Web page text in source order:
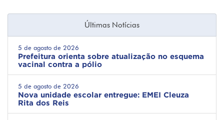
Últimas Notícias
5 de agosto de 2026
Prefeitura orienta sobre atualização no esquema
vacinal contra a pólio
5 de agosto de 2026
Nova unidade escolar entregue: EMEI Cleuza
Rita dos Reis